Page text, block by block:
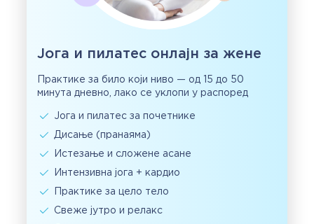
Јога и пилатес онлајн за жене
Практике за било који ниво — од 15 до 50
минута дневно, лако се уклопи у распоред
Јога и пилатес за почетнике
Дисање (пранаяма)
Истезање и сложене асане
Интензивна јога + кардио
Практике за цело тело
Свеже јутро и релакс